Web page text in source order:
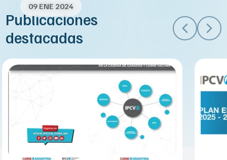
Publicaciones
destacadas
Previous
01 ENE 2024
09 ENE 2024